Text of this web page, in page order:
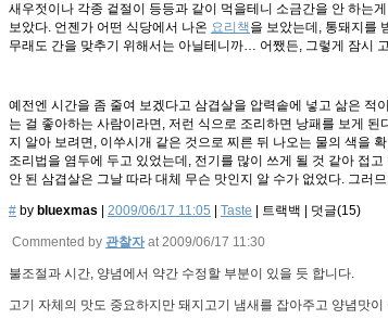
새우젓이나 각종 겉절이 등등과 같이 먹을테니 소금간을 안 하는
보았다. 언젠가 어떤 식당에서 나온 요리책 을 보았는데, 통돼지를
무래도 간을 맞추기 위해서는 아닐테니까… 어쨌든, 그렇게 잠시
예전엔 시간을 좀 줄여 보겠다고 삼겹살을 압력솥에 넣고 삶은
는 걸 좋아하는 사람이라면, 저런 식으로 조리하면 낭패를 보게
지 알아 보려면, 이쑤시개 같은 것으로 찌른 뒤 나오는 물의 색을
조리법을 염두에 두고 있었는데, 전기를 많이 쓰게 될 것 같아 접
안 된 삼겹살은 그날 따라 대체 무슨 맛인지 알 수가 없었다. 그
# by bluexmas 2009/06/17 11:05 Taste 트랙백 덧글(15)
Commented by 관찰자at 2009/06/17 11:30
불조절과 시간, 양념에서 약간 수정할 부분이 있을 듯 합니다.
고기 자체의 맛도 중요하지만 돼지고기 냄새를 잡아주고 양념맛